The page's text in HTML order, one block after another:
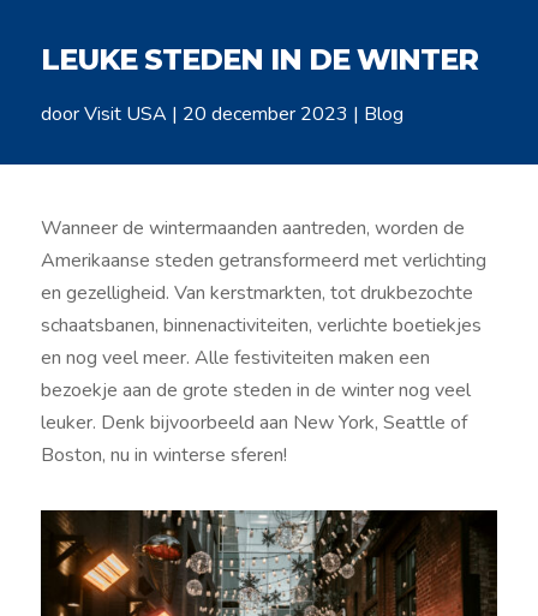
LEUKE STEDEN IN DE WINTER
doorVisit USA | 20 december 2023 | Blog
Wanneer de wintermaanden aantreden, worden de
Amerikaanse steden getransformeerd met verlichting
en gezelligheid. Van kerstmarkten, tot drukbezochte
schaatsbanen, binnenactiviteiten, verlichte boetiekjes
en nog veel meer. Alle festiviteiten maken een
bezoekje aan de grote steden in de winter nog veel
leuker. Denk bijvoorbeeld aan New York, Seattle of
Boston, nu in winterse sferen!